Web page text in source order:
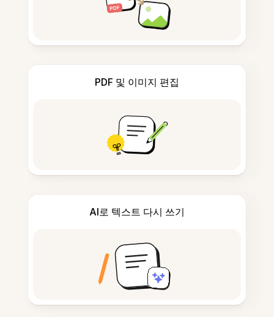
PDF 및 이미지 편집
AI로 텍스트 다시 쓰기